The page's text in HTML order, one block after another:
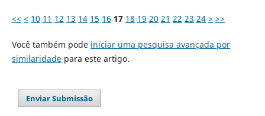
<< < 10 11 12 13 14 15 16 17 18 19 20 21 22 23 24 > >>
Você também pode iniciar uma pesquisa avançada por
similaridadepara este artigo.
Enviar Submissão